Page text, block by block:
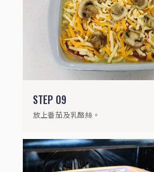
STEP 09
放上番茄及乳酪絲。
送進烤箱約烤15-20分鐘。
STEP11